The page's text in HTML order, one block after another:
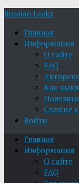
Russian Leaks
Главная
Информация
О сайте
FAQ
Как
Свежие
Войти
Главная
Информация
О сайте
FAQ